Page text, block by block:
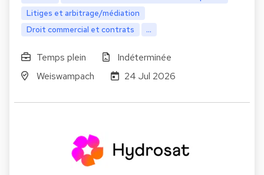
Litiges et arbitrage/médiation
Droit commercial et contrats
...
Temps plein
Indéterminée
Weiswampach
24 Jul 2026